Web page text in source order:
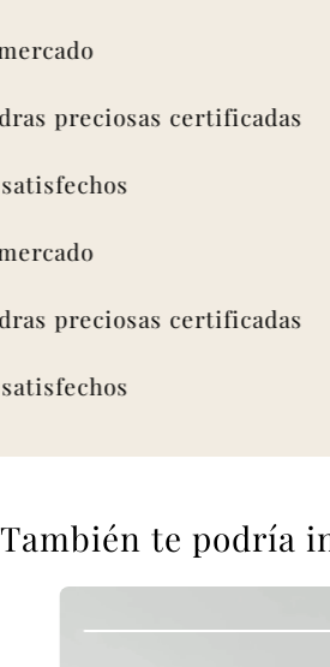
preciosas certificadas
preciosas certificadas
También te podría